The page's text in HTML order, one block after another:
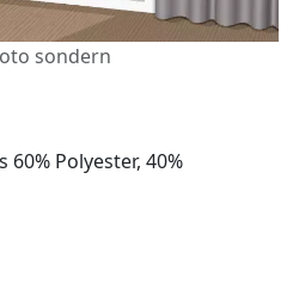
sondern
60% Polyester, 40%